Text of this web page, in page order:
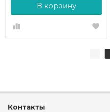
В корзину
Контакты